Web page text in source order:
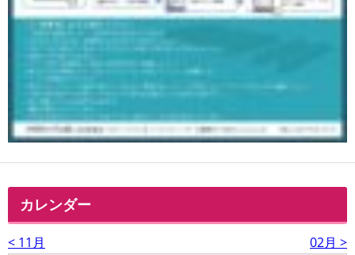
カレンダー
< 11月
02月 >